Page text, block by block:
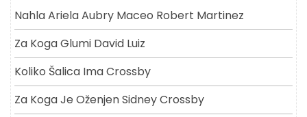
Nahla Ariela Aubry Maceo Robert Martinez
Za Koga Glumi David Luiz
Koliko Šalica Ima Crossby
Za Koga Je Oženjen Sidney Crossby